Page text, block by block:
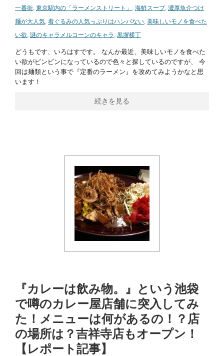
一番街, 東京駅内の「ラーメンストリート」 , 海鮮スープ, 濃厚魚介つけ
麺が大人気, 着ぐるみの人気っぷりはハンパない, 美味しいモノを食べた
い欲, 謎のキャラメルコーンのキャラ , 黒塀横丁
どうもです、いろはすです。 なんか最近、美味しいモノを食べた
い欲がビンビンになっているので色々と探しているのですが、 今
回は麺類という事で『定番のラーメン』を攻めてみようかなと思
います！
続きを見る
『カレーは飲み物。』という池袋
で噂のカレー屋店舗に突入してみ
た！メニューは何があるの！？店
の場所は？吉祥寺店もオープン！
【レポート記事】